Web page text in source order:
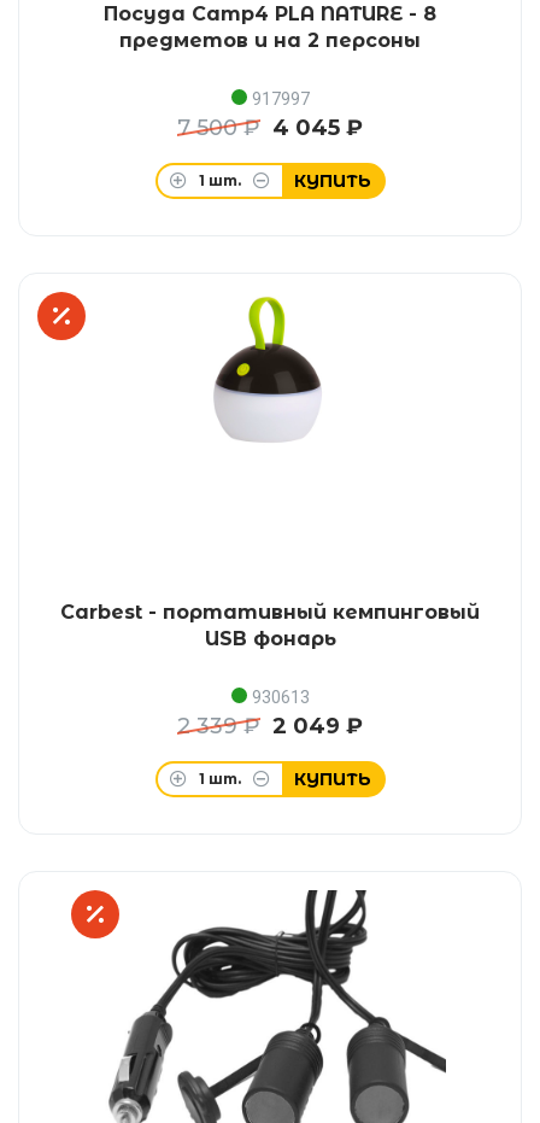
Посуда Camp4 PLA NATURE - 8
предметов и на 2 персоны
917997
7 500 ₽ 4 045 ₽
1 шт. КУПИТЬ
Carbest - портативный кемпинговый
USB фонарь
930613
2 339 ₽ 2 049 ₽
1 шт. КУПИТЬ